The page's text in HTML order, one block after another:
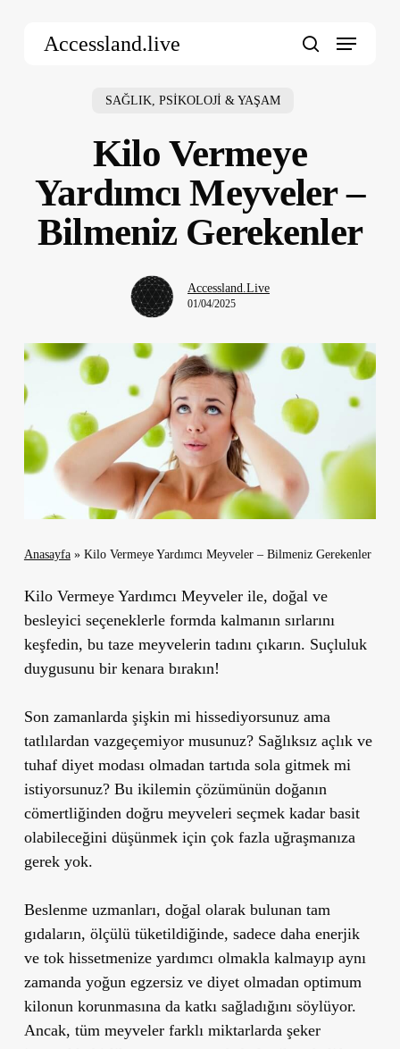
Accessland.live Menu
SAĞLIK, PSİKOLOJİ & YAŞAM
Kilo Vermeye
Yardımcı Meyveler –
Bilmeniz Gerekenler
Accessland.Live
01/04/2025
Anasayfa» Kilo Vermeye Yardımcı Meyveler – Bilmeniz Gerekenler
Kilo Vermeye Yardımcı Meyveler ile, doğal ve
besleyici seçeneklerle formda kalmanın sırlarını
keşfedin, bu taze meyvelerin tadını çıkarın. Suçluluk
duygusunu bir kenara bırakın!
Son zamanlarda şişkin mi hissediyorsunuz ama
tatlılardan vazgeçemiyor musunuz? Sağlıksız açlık ve
tuhaf diyet modası olmadan tartıda sola gitmek mi
istiyorsunuz? Bu ikilemin çözümünün doğanın
cömertliğinden doğru meyveleri seçmek kadar basit
olabileceğini düşünmek için çok fazla uğraşmanıza
gerek yok.
Beslenme uzmanları, doğal olarak bulunan tam
gıdaların, ölçülü tüketildiğinde, sadece daha enerjik
ve tok hissetmenize yardımcı olmakla kalmayıp aynı
zamanda yoğun egzersiz ve diyet olmadan optimum
kilonun korunmasına da katkı sağladığını söylüyor.
Ancak, tüm meyvelerfarklı miktarlarda şeker